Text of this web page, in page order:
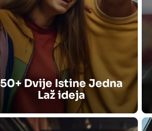
50+ Dvije Istine Jedna
Laž ideja